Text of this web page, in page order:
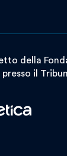
della
il